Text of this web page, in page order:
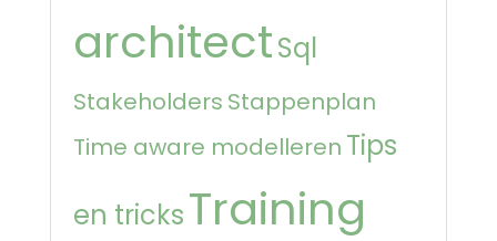
architectSql
Stakeholders Stappenplan
Time aware modelleren Tips
en tricksTraining